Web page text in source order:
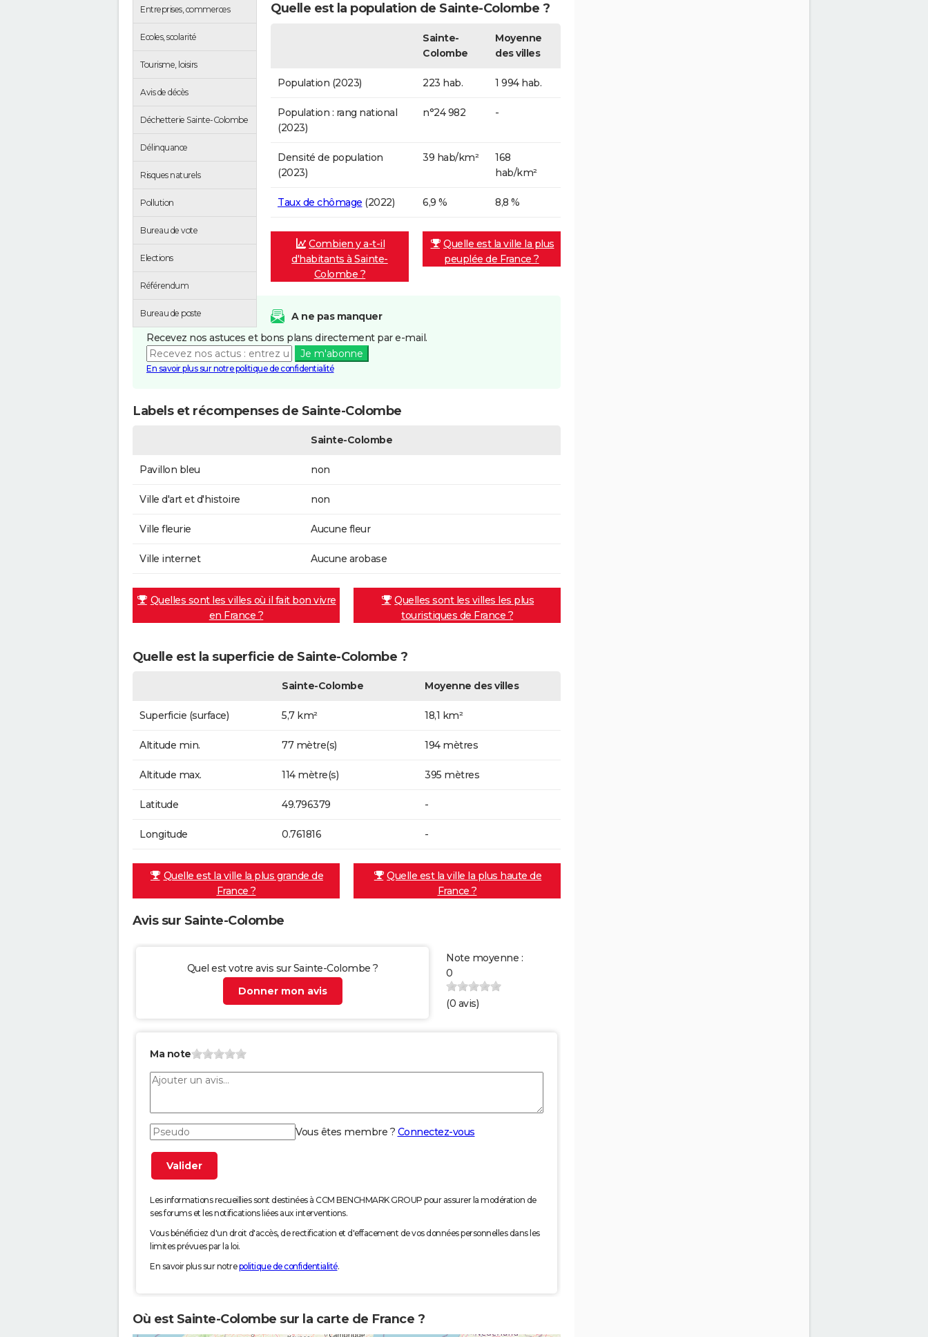
Entreprises, commerces
Ecoles, scolarité
Tourisme, loisirs
Avis de décès
Déchetterie Sainte-Colombe
Délinquance
Risques naturels
Pollution
Bureau de vote
Elections
Référendum
Bureau de poste
Quelle est la population de Sainte-Colombe ?
Sainte-
Colombe
Moyenne
des villes
Population (2023) 223 hab. 1 994 hab.
Population : rang national
(2023)
n°24 982 -
Densité de population
(2023)
39 hab/km²
168
hab/km²
Taux de chômage (2022) 6,9 % 8,8 %
Combien y a-t-il
d'habitants à Sainte-
Colombe ?
Quelle est la ville la plus
peuplée de France ?
A ne pas manquer
Recevez nos astuces et bons plans directement par e-mail.
Je m'abonne
En savoir plus sur notre politique de confidentialité
Labels et récompenses de Sainte-Colombe
Sainte-Colombe
Pavillon bleu non
Ville d'art et d'histoire non
Ville fleurie Aucune fleur
Ville internet Aucune arobase
Quelles sont les villes où il fait bon vivre
en France ?
Quelles sont les villes les plus
touristiques de France ?
Quelle est la superficie de Sainte-Colombe ?
Sainte-Colombe Moyenne des villes
Superficie (surface) 5,7 km² 18,1 km²
Altitude min. 77 mètre(s) 194 mètres
Altitude max. 114 mètre(s) 395 mètres
Latitude 49.796379 -
Longitude 0.761816 -
Quelle est la ville la plus grande de
France ?
Quelle est la ville la plus haute de
France ?
Avis sur Sainte-Colombe
Quel est votre avis sur Sainte-Colombe ?
Donner mon avis
Note moyenne :
0
(0 avis)
Ma note
Vous êtes membre ? Connectez-vous
Les informations recueillies sont destinées à CCM BENCHMARK GROUP pour assurer la modération de
ses forums et les notifications liées aux interventions.
Vous bénéficiez d'un droit d'accès, de rectification et d'effacement de vos données personnelles dans les
limites prévues par la loi.
En savoir plus sur notrepolitique de confidentialité.
Où est Sainte-Colombe sur la carte de France ?